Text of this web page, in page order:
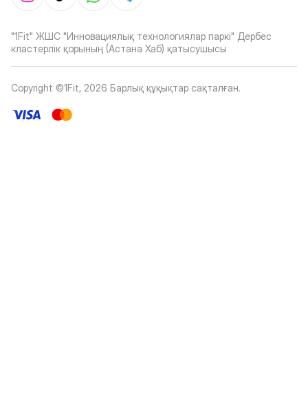
"1Fit" ЖШС "Инновациялық технологиялар паркі" Дербес
кластерлік қорының (Астана Хаб) қатысушысы
Copyright ©1Fit, 2026 Барлық құқықтар сақталған.